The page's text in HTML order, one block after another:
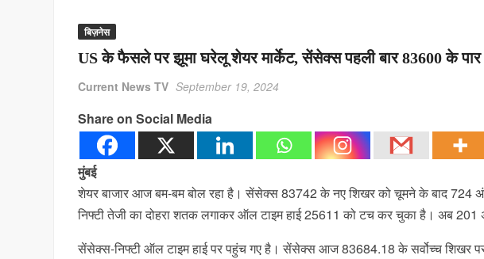
बिज़नेस
US के फैसले पर झूमा घरेलू शेयर मार्केट, सेंसेक्स पहली बार 83600 के पार
Current News TV September 19, 2024
Share on Social Media
मुंबई
शेयर बाजार आज बम-बम बोल रहा है। सेंसेक्स 83742 के नए शिखर को चूमने के बाद 724
निफ्टी तेजी का दोहरा शतक लगाकर ऑल टाइम हाई 25611 को टच कर चुका है। अब
सेंसेक्स-निफ्टी ऑल टाइम हाई पर पहुंच गए है। सेंसेक्स आज 83684.18 के सर्वोच्च